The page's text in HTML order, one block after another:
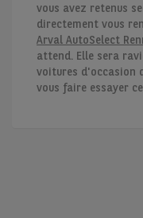
vous avez retenus
directement vous
Arval AutoSelect
attend. Elle sera
voitures d'occasion
vous faire essayer